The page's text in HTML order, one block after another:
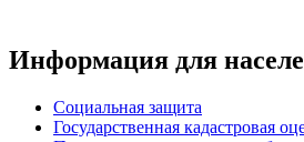
Информация для
Социальная защита
Государственная кадастровая